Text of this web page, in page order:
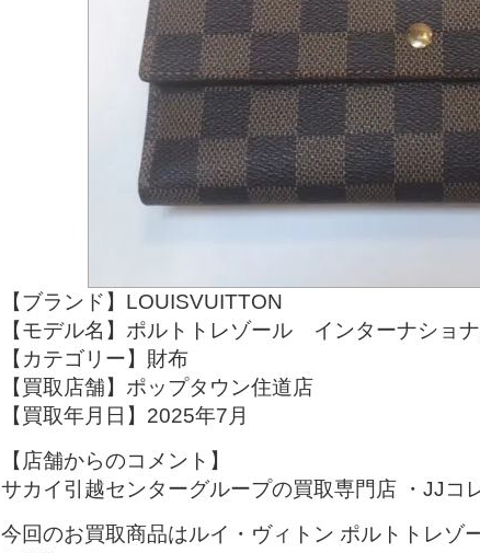
【ブランド】LOUISVUITTON
【モデル名】ポルトトレゾール インターナショ
【カテゴリー】財布
【買取店舗】ポップタウン住道店
【買取年月日】2025年7月
【店舗からのコメント】
サカイ引越センターグループの買取専門店 ・JJコ
今回のお買取商品はルイ・ヴィトン ポルトトレ